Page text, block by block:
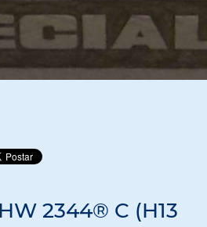
2344® C (H13